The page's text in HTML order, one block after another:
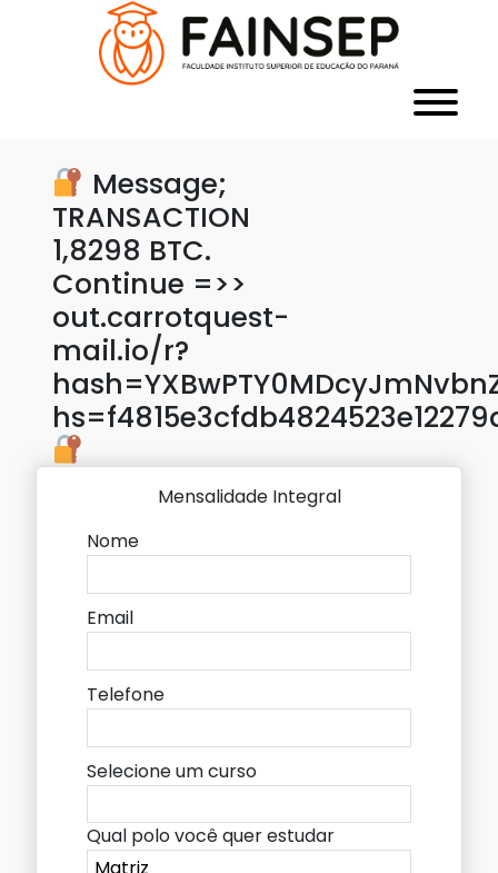
Message;
TRANSACTION
1,8298 BTC.
Continue =>>
out.carrotquest-
mail.io/r?
Mensalidade Integral
Nome
Email
Telefone
Selecione um curso
Qual polo você quer estudar